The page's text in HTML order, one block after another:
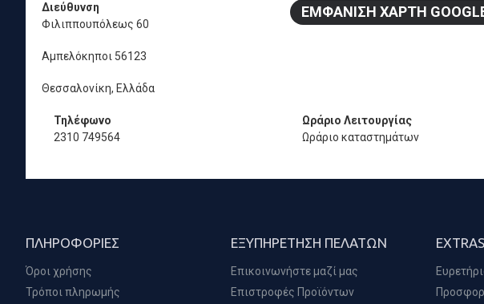
Διεύθυνση
Φιλιππουπόλεως 60
Αμπελόκηποι 56123
Θεσσαλονίκη, Ελλάδα
ΕΜΦΆΝΙΣΗ ΧΆΡΤΗ
Τηλέφωνο
2310 749564
Ωράριο Λειτουργίας
Ωράριο καταστημάτων
ΠΛΗΡΟΦΟΡΊΕΣ
Όροι χρήσης
Τρόποι πληρωμής
ΕΞΥΠΗΡΈΤΗΣΗ ΠΕΛΑΤΏΝ
Επικοινωνήστε μαζί μας
Επιστροφές Προϊόντων
EXTRAS